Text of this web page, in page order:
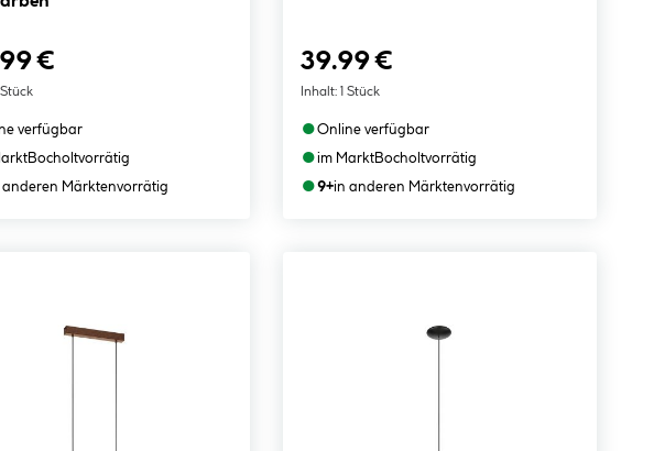
€
Stück
verfügbar
Bocholtvorrätig
anderen Märktenvorrätig
39.99 €
Inhalt: 1 Stück
●Online verfügbar
●im MarktBocholtvorrätig
●9+in anderen Märktenvorrätig